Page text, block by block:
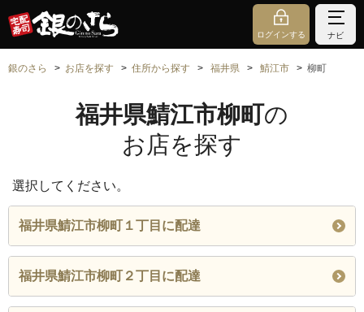
ログインする ナビ
銀のさら お店を探す 住所から探す 福井県 鯖江市 柳町
福井県鯖江市柳町の
お店を探す
選択してください。
福井県鯖江市柳町１丁目に配達
福井県鯖江市柳町２丁目に配達